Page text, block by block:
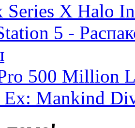
Series X Halo
5 -
500 Million
Ex: Mankind